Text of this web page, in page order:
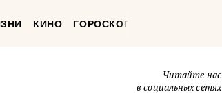
КИНО ГОРОСКОП
Читайте нас
в социальных сетях